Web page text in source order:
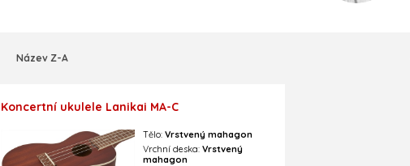
Název Z-A
Koncertní ukulele Lanikai MA-C
Tělo: Vrstvený mahagon
Vrchní deska: Vrstvený
mahagon